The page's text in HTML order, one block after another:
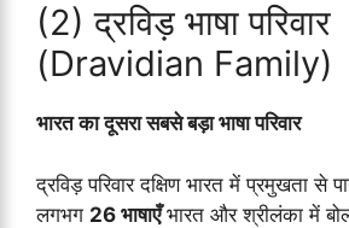
(2) द्रविड़ भाषा परिवार
(Dravidian Family)
भारत का दूसरा सबसे बड़ा भाषा परिवार
द्रविड़ परिवार दक्षिण भारत में प्रमुखता से
लगभग 26 भाषाएँभारत और श्रीलंका में